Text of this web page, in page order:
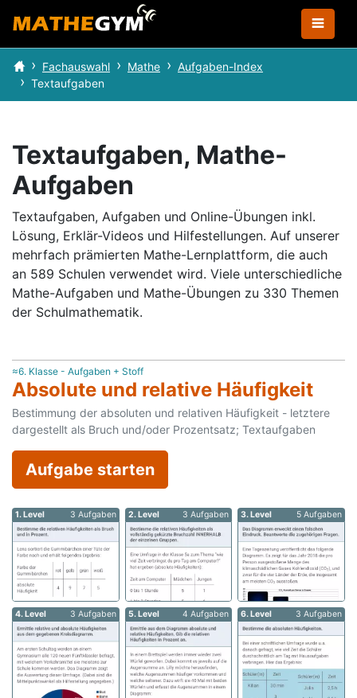
Fachauswahl Mathe
Aufgaben-Index
Textaufgaben
Textaufgaben, Mathe-
Aufgaben
Textaufgaben, Aufgaben und Online-Übungen inkl.
Lösung, Erklär-Videos und Hilfestellungen. Auf unserer
mehrfach prämierten Mathe-Lernplattform, die auch
an 589 Schulen verwendet wird. Viele unterschiedliche
Mathe-Aufgaben und Mathe-Übungen zu 330 Themen
der Schulmathematik.
≈6. Klasse - Aufgaben + Stoff
Absolute und relative Häufigkeit
Bestimmung der absoluten und relativen Häufigkeit - letztere
dargestellt als Bruch und/oder Prozentsatz; Textaufgaben
Aufgabe starten
1. Level 3 Aufgaben 2. Level 3 Aufgaben 3. Level 5 Aufgaben
4. Level 3 Aufgaben 5. Level 4 Aufgaben 6. Level 3 Aufgaben